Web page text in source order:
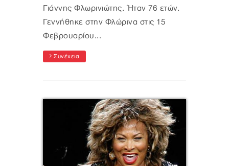
Γιάννης Φλωρινιώτης. Ήταν 76 ετών.
Γεννήθηκε στην Φλώρινα στις 15
Φεβρουαρίου...
Συνέχεια